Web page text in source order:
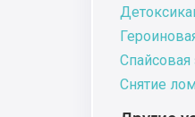
Спайсовая
Снятие